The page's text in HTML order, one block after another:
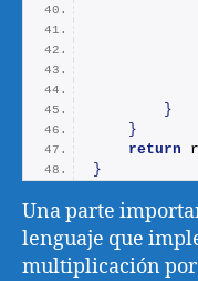
}
}
return
}
Una parte
lenguaje que
multiplicación por